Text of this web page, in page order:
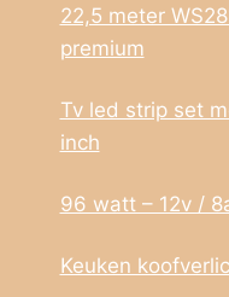
22,5 meter
premium
Tv led strip set
inch
96 watt – 12v /
Keuken